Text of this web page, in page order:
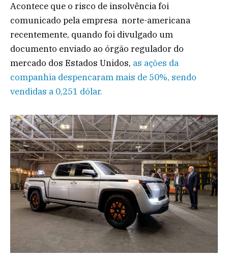
Acontece que o risco de insolvência foi
comunicado pela empresa norte-americana
recentemente, quando foi divulgado um
documento enviado ao órgão regulador do
mercado dos Estados Unidos, as ações da
companhia despencaram mais de 50%, sendo
vendidas a 0,251 dólar.